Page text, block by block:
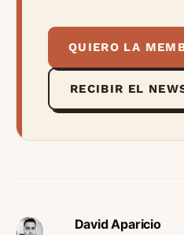
QUIERO LA
RECIBIR EL
David Aparicio